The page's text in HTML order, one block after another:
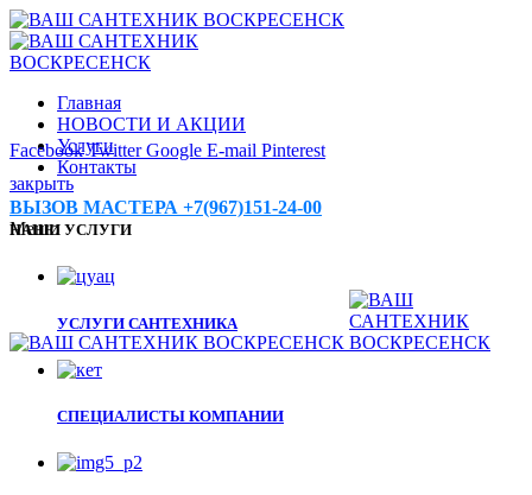
Главная
НОВОСТИ И АКЦИИ
Услуги
Контакты
ВЫЗОВ МАСТЕРА +7(967)151-24-00
Меню
Facebook Twitter Google E-mail Pinterest
закрыть
НАШИ УСЛУГИ
УСЛУГИ САНТЕХНИКА
СПЕЦИАЛИСТЫ КОМПАНИИ